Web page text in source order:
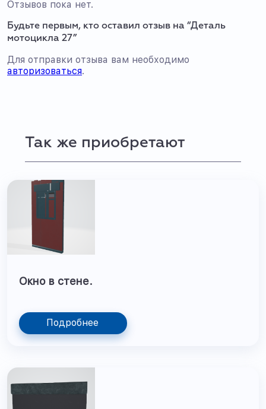
Отзывов пока нет.
Будьте первым, кто оставил отзыв на “Деталь
мотоцикла 27”
Для отправки отзыва вам необходимо
авторизоваться.
Так же приобретают
Окно в стене.
Подробнее